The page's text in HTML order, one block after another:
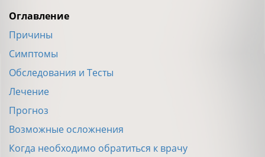
Оглавление
Причины
Симптомы
Обследования и Тесты
Лечение
Прогноз
Возможные осложнения
Когда необходимо обратиться к врачу